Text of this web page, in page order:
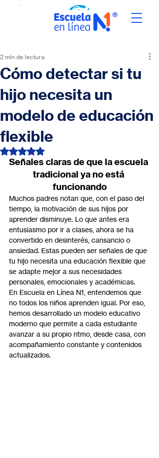
Cómo detectar si tu
hijo necesita un
modelo de educación
flexible
2 min de lectura
Obtuvo NaN de 5 estrellas.
Señales claras de que la escuela
tradicional ya no está
funcionando
Muchos padres notan que, con el paso del
tiempo, la motivación de sus hijos por
aprender disminuye. Lo que antes era
entusiasmo por ir a clases, ahora se ha
convertido en desinterés, cansancio o
ansiedad. Estas pueden ser señales de que
tu hijo necesita una educación flexible que
se adapte mejor a sus necesidades
personales, emocionales y académicas.
En Escuela en Línea N1, entendemos que
no todos los niños aprenden igual. Por eso,
hemos desarrollado un modelo educativo
moderno que permite a cada estudiante
avanzar a su propio ritmo, desde casa, con
acompañamiento constante y contenidos
actualizados.